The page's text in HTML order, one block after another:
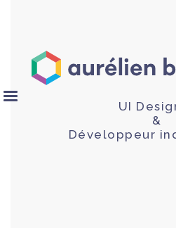
UI
&
Développeur